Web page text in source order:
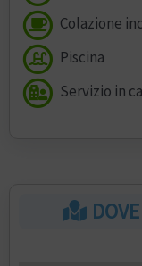
Colazione
Piscina
Servizio in